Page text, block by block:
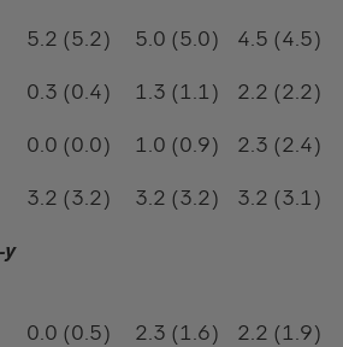
5.2 (5.2) 5.0 (5.0) 4.5 (4.5)
0.3 (0.4) 1.3 (1.1) 2.2 (2.2)
0.0 (0.0) 1.0 (0.9) 2.3 (2.4)
3.2 (3.2) 3.2 (3.2) 3.2 (3.1)
y
0.0 (0.5) 2.3 (1.6) 2.2 (1.9)